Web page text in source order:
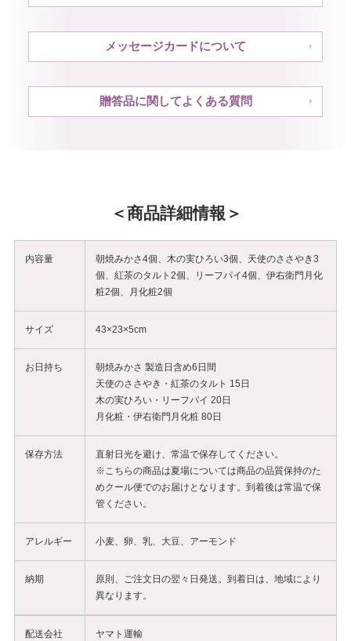
メッセージカードについて
贈答品に関してよくある質問
商品詳細情報
内容量
朝焼みかさ4個、木の実ひろい3個、天使のささやき3
個、紅茶のタルト2個、リーフパイ4個、伊右衛門月化
粧2個、月化粧2個
サイズ 43×23×5cm
お日持ち
朝焼みかさ 製造日含め6日間
天使のささやき・紅茶のタルト 15日
木の実ひろい・リーフパイ 20日
月化粧・伊右衛門月化粧 80日
保存方法
直射日光を避け、常温で保存してください。
※こちらの商品は夏場については商品の品質保持のた
めクール便でのお届けとなります。到着後は常温で保
管ください。
アレルギー 小麦、卵、乳、大豆、アーモンド
納期
原則、ご注文日の翌々日発送。到着日は、地域により
異なります。
配送会社 ヤマト運輸